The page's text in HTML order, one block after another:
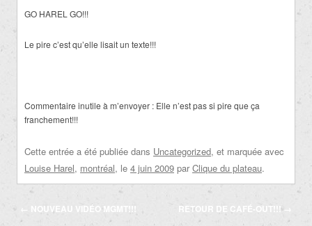
GO HAREL GO!!!
Le pire c’est qu’elle lisait un texte!!!
Commentaire inutile à m’envoyer : Elle n’est pas si pire que ça
franchement!!!
Cette entrée a été publiée dans Uncategorized, et marquée avec
Louise Harel, montréal, le 4 juin 2009 par Clique du plateau.
Navigation
← NOUVEAU VIDÉO MGMT!!! RETOUR DE CAFÉ-OUT!!!